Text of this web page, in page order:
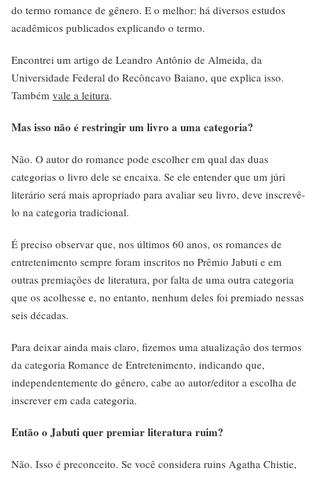
do termo romance de gênero. E o melhor: há diversos estudos
acadêmicos publicados explicando o termo.
Encontrei um artigo de Leandro Antônio de Almeida, da
Universidade Federal do Recôncavo Baiano, que explica isso.
Também vale a leitura.
Mas isso não é restringir um livro a uma categoria?
Não. O autor do romance pode escolher em qual das duas
categorias o livro dele se encaixa. Se ele entender que um júri
literário será mais apropriado para avaliar seu livro, deve inscrevê-
lo na categoria tradicional.
É preciso observar que, nos últimos 60 anos, os romances de
entretenimento sempre foram inscritos no Prêmio Jabuti e em
outras premiações de literatura, por falta de uma outra categoria
que os acolhesse e, no entanto, nenhum deles foi premiado nessas
seis décadas.
Para deixar ainda mais claro, fizemos uma atualização dos termos
da categoria Romance de Entretenimento, indicando que,
independentemente do gênero, cabe ao autor/editor a escolha de
inscrever em cada categoria.
Então o Jabuti quer premiar literatura ruim?
Não. Isso é preconceito. Se você considera ruins Agatha Chistie,